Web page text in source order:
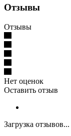
Отзывы
Отзывы
Нет оценок
Оставить отзыв
Загрузка отзывов...